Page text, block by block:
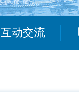
互动交流